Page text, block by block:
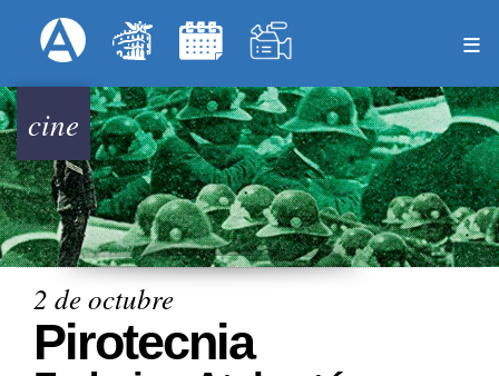
al
principal
Menú Superior
cine
2 de octubre
Pirotecnia